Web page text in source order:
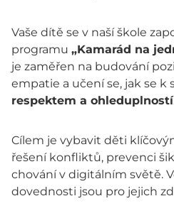
Vaše dítě se v naší škole
programu „Kamarád na
je zaměřen na budování
empatie a učení se, jak se k
respektem a ohleduplností
Cílem je vybavit děti
řešení konfliktů, prevenci
chování v digitálním světě.
dovednosti jsou pro jejich